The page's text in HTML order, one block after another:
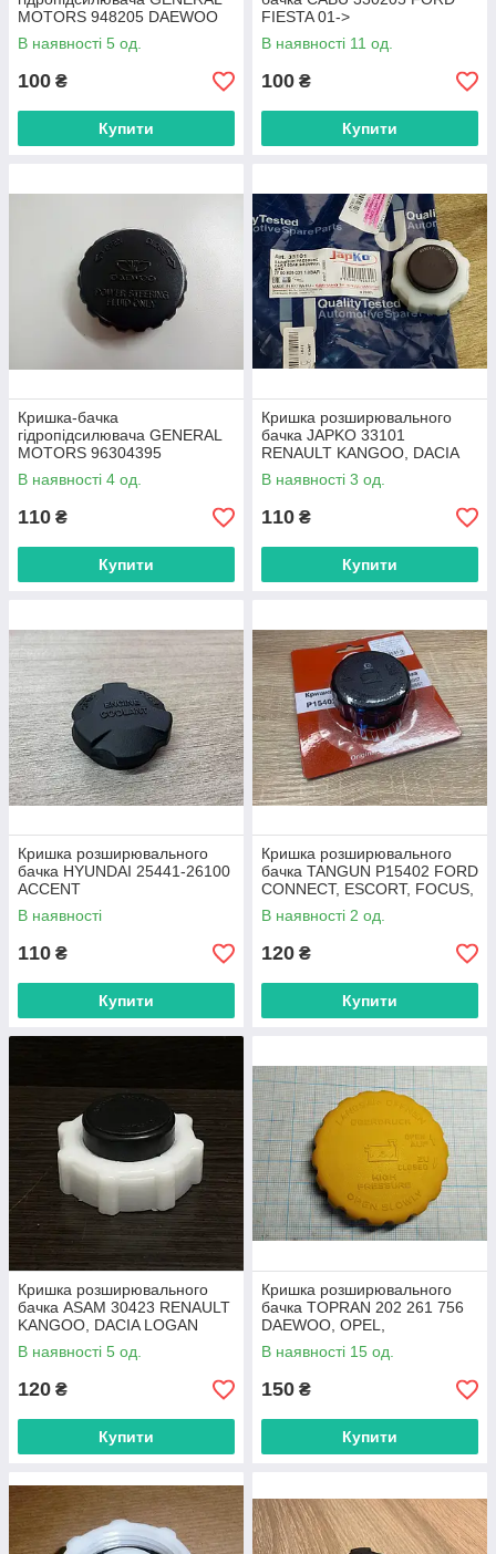
MOTORS 948205 DAEWOO
NEXIA
В наявності 5 од.
100 ₴
Купити
FIESTA 01->
В наявності 11 од.
100 ₴
Купити
Кришка-бачка
гідропідсилювача GENERAL
MOTORS 96304395
DAEWOO LANOS
В наявності 4 од.
110 ₴
Купити
Кришка розширювального
бачка JAPKO 33101
RENAULT KANGOO, DACIA
LOGAN
В наявності 3 од.
110 ₴
Купити
Кришка розширювального
бачка HYUNDAI 25441-26100
ACCENT
В наявності
110 ₴
Купити
Кришка розширювального
бачка TANGUN P15402 FORD
CONNECT, ESCORT, FOCUS,
CHEVROLET AVEO, DAEWOO
В наявності 2 од.
120 ₴
Купити
Кришка розширювального
бачка ASAM 30423 RENAULT
KANGOO, DACIA LOGAN
В наявності 5 од.
120 ₴
Купити
Кришка розширювального
бачка TOPRAN 202 261 756
DAEWOO, OPEL,
CHEVROLET
В наявності 15 од.
150 ₴
Купити